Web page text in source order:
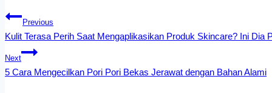
Previous
Kulit Terasa Perih Saat Mengaplikasikan Produk Skincare? Ini Dia
Next
5 Cara Mengecilkan Pori Pori Bekas Jerawat dengan Bahan Alami